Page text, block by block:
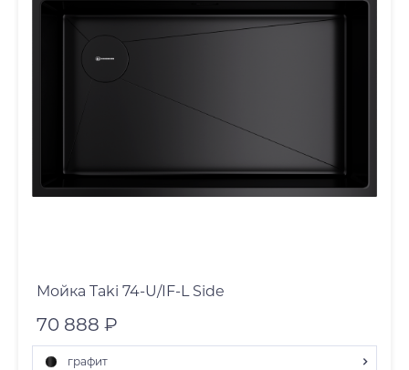
Мойка Taki 74-U/IF-L Side
70 888 ₽
графит